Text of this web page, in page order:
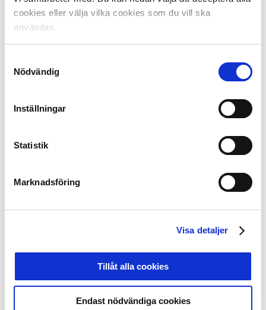
cookies eller välja vilka cookies som du vill ska
användas.
Nödvändig
Inställningar
Statistik
Marknadsföring
Visa detaljer
Tillåt alla cookies
Endast nödvändiga cookies
samma liga. Modellen gynnar främst klubbar som
regelbundet spelar i Champions League eller i Europa
European Leagues växte sig starka under namnet
Organisationen bildades 2005 ur föregångaren EUPPFL
(Association of European Union Premier Professional
European Leagues är en paraplyorganisation för sina
deras talan mot UEFA och FIFA.
vänskapliga relationer och enighet mellan
fotbollsförbund, myndigheter och intressenter, för att
utveckla fotbollen på ett positivt sätt.